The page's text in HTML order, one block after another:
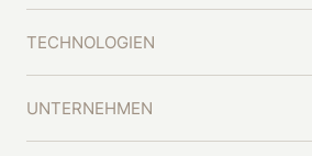
TECHNOLOGIEN
UNTERNEHMEN